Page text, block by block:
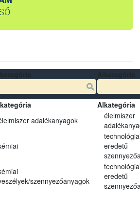
Alkategória
adalékanyagok
élelmiszer
eredetű
szennyezőanyagok
eredetű